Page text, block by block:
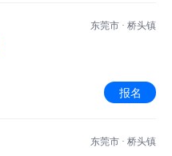
东莞市 · 桥头镇
报名
东莞市 · 桥头镇